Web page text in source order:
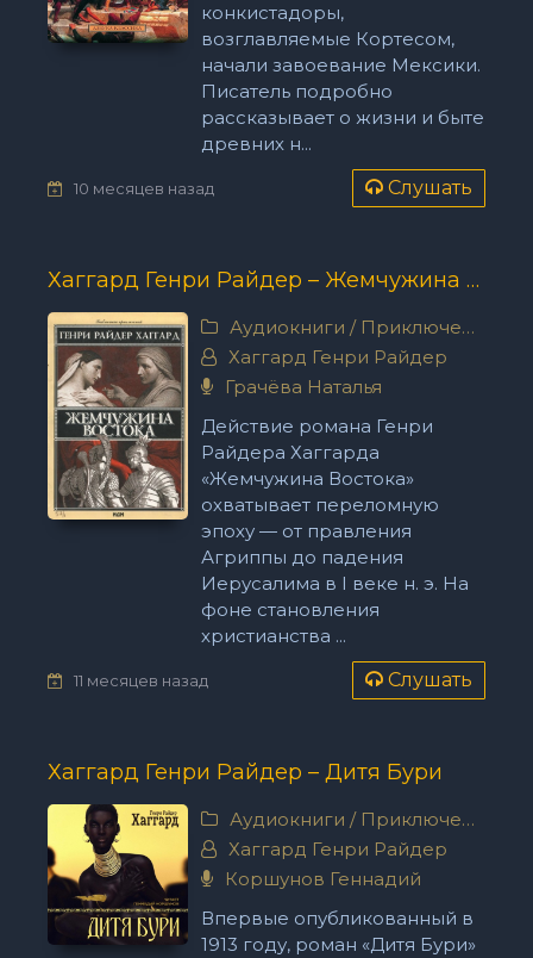
конкистадоры,
возглавляемые Кортесом,
начали завоевание Мексики.
Писатель подробно
рассказывает о жизни и быте
древних н...
10 месяцев назад Слушать
Хаггард Генри Райдер – Жемчужина востока
Аудиокниги / Приключения
Хаггард Генри Райдер
Грачёва Наталья
Действие романа Генри
Райдера Хаггарда
«Жемчужина Востока»
охватывает переломную
эпоху — от правления
Агриппы до падения
Иерусалима в I веке н. э. На
фоне становления
христианства ...
11 месяцев назад Слушать
Хаггард Генри Райдер – Дитя Бури
Аудиокниги / Приключения
Хаггард Генри Райдер
Коршунов Геннадий
Впервые опубликованный в
1913 году, роман «Дитя Бури»